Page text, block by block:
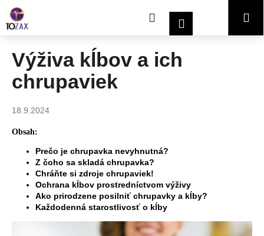
obsah
HľadaťPrihlásenieNákupný
Výživa kĺbov a ich
chrupaviek
18.9.2024
Obsah:
Prečo je chrupavka nevyhnutná?
Z čoho sa skladá chrupavka?
Chráňte si zdroje chrupaviek!
Ochrana kĺbov prostredníctvom výživy
Ako prirodzene posilniť chrupavky a kĺby?
Každodenná starostlivosť o kĺby
o
Č
o
o
t
e